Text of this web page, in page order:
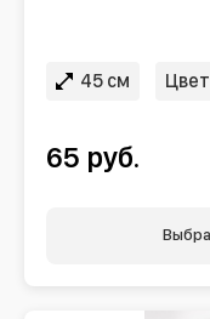
45 см
65 руб.